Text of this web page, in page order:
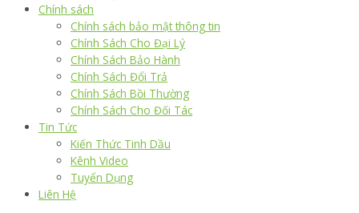
Chính sách
Chính sách bảo mật thông tin
Chính Sách Cho Đại Lý
Chính Sách Bảo Hành
Chính Sách Đổi Trả
Chính Sách Bồi Thường
Chính Sách Cho Đối Tác
Tin Tức
Kiến Thức Tinh Dầu
Kênh Video
Tuyển Dụng
Liên Hệ